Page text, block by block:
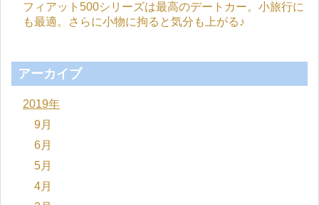
フィアット500シリーズは最高のデートカー。小旅行に
も最適。さらに小物に拘ると気分も上がる♪
アーカイブ
2019年
9月
6月
5月
4月